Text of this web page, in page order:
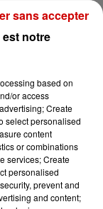
Voir plus
notre
based on
or access
Create
select personalised
content
or combinations
services; Create
personalised
prevent and
and content;
sans accepter